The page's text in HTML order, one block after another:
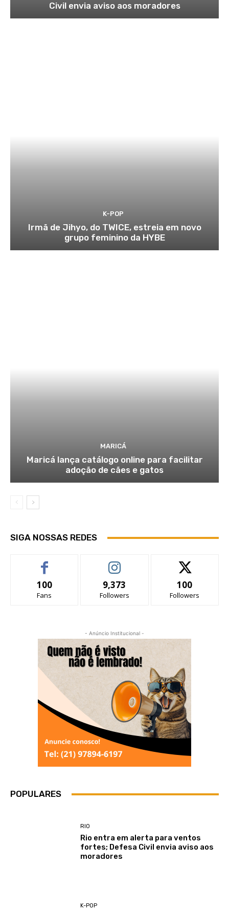
Civil envia aviso aos moradores
K-POP
Irmã de Jihyo, do TWICE, estreia em novo
grupo feminino da HYBE
MARICÁ
Maricá lança catálogo online para facilitar
adoção de cães e gatos
SIGA NOSSAS REDES
100
Fans
9,373
Followers
100
Followers
- Anúncio Institucional -
POPULARES
RIO
Rio entra em alerta para ventos
fortes; Defesa Civil envia aviso aos
moradores
K-POP